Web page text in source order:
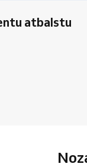
atbalstu